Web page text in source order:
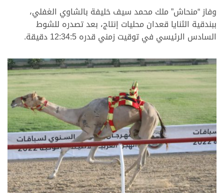
وفاز “منحاش” ملك محمد سيف خليفة بالشاوي الغفلي،
ببندقية الثنايا قعدان محليات إنتاج، بعد تصدره للشوط
السادس الرئيسي في توقيت زمني قدره 12:34:5 دقيقة.